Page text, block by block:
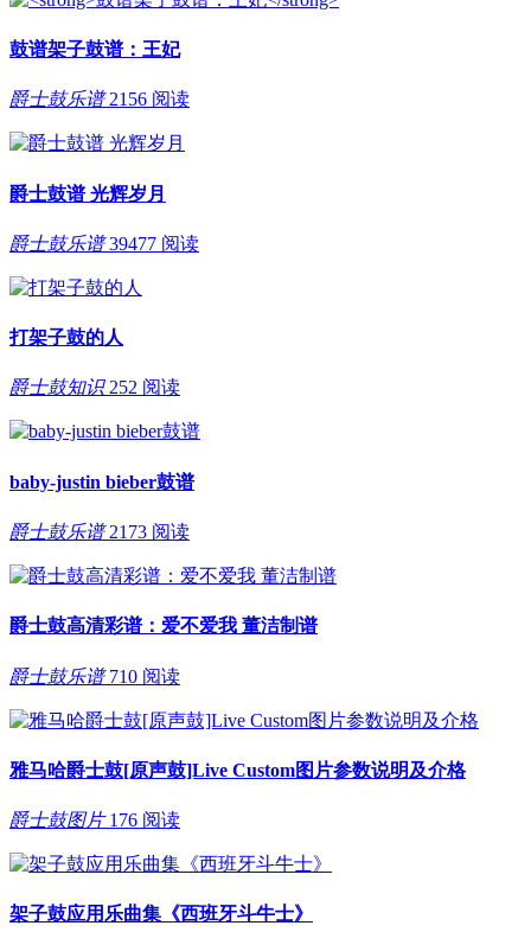
鼓谱架子鼓谱：王妃
爵士鼓乐谱 2156 阅读
爵士鼓谱 光辉岁月
爵士鼓乐谱 39477 阅读
打架子鼓的人
爵士鼓知识 252 阅读
baby-justin bieber鼓谱
爵士鼓乐谱 2173 阅读
爵士鼓高清彩谱：爱不爱我 董洁制谱
爵士鼓乐谱 710 阅读
雅马哈爵士鼓[原声鼓]Live Custom图片参数说明及介格
爵士鼓图片 176 阅读
架子鼓应用乐曲集《西班牙斗牛士》